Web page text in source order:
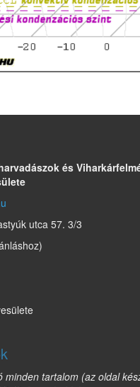
és
utca 57. 3/3
minden tartalom (az oldal